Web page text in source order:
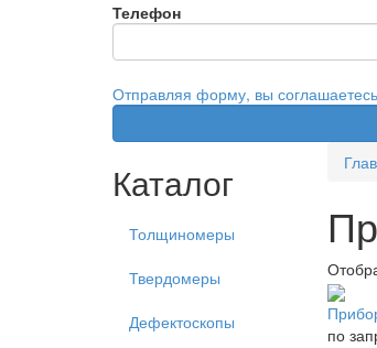
Телефон
Отправляя форму, вы
Каталог
Толщиномеры
Твердомеры
Дефектоскопы
по